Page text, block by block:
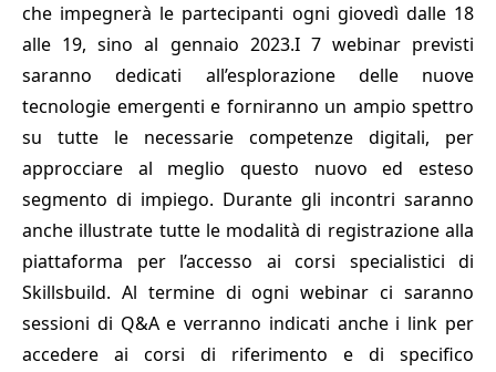
che impegnerà le partecipanti ogni giovedì dalle 18
alle 19, sino al gennaio 2023.I 7 webinar previsti
saranno dedicati all’esplorazione delle nuove
tecnologie emergenti e forniranno un ampio spettro
su tutte le necessarie competenze digitali, per
approcciare al meglio questo nuovo ed esteso
segmento di impiego. Durante gli incontri saranno
anche illustrate tutte le modalità di registrazione alla
piattaforma per l’accesso ai corsi specialistici di
Skillsbuild. Al termine di ogni webinar ci saranno
sessioni di Q&A e verranno indicati anche i link per
accedere ai corsi di riferimento e di specifico